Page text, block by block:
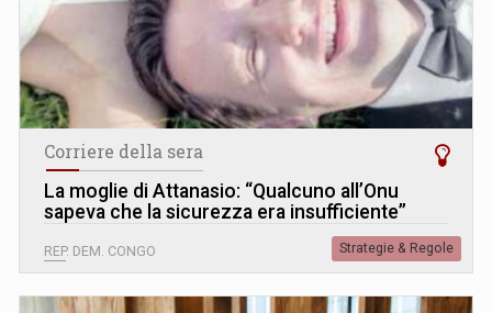
Corriere della sera
La moglie di Attanasio: “Qualcuno all’Onu
sapeva che la sicurezza era insufficiente”
REP. DEM. CONGO Strategie & Regole